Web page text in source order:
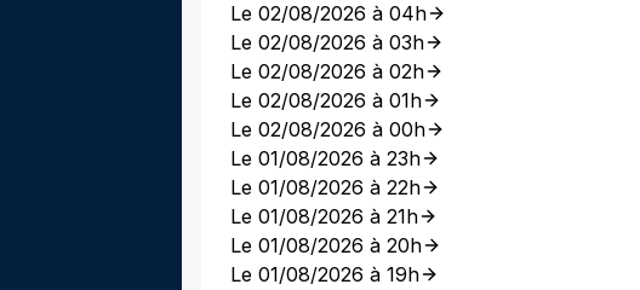
Le 02/08/2026 à 04h
Le 02/08/2026 à 03h
Le 02/08/2026 à 02h
Le 02/08/2026 à 01h
Le 02/08/2026 à 00h
Le 01/08/2026 à 23h
Le 01/08/2026 à 22h
Le 01/08/2026 à 21h
Le 01/08/2026 à 20h
Le 01/08/2026 à 19h